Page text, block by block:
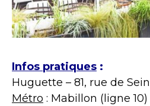
Infos pratiques :
Huguette – 81, rue de
Métro : Mabillon (ligne 10)